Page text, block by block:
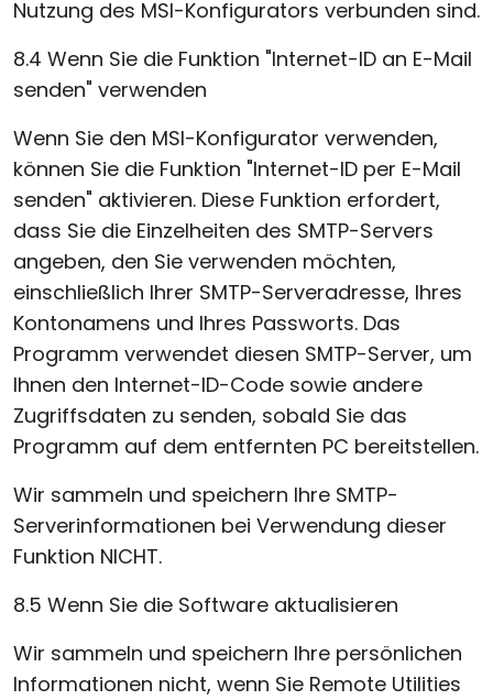
Nutzung des MSI-Konfigurators verbunden sind.
8.4 Wenn Sie die Funktion "Internet-ID an E-Mail
senden" verwenden
Wenn Sie den MSI-Konfigurator verwenden,
können Sie die Funktion "Internet-ID per E-Mail
senden" aktivieren. Diese Funktion erfordert,
dass Sie die Einzelheiten des SMTP-Servers
angeben, den Sie verwenden möchten,
einschließlich Ihrer SMTP-Serveradresse, Ihres
Kontonamens und Ihres Passworts. Das
Programm verwendet diesen SMTP-Server, um
Ihnen den Internet-ID-Code sowie andere
Zugriffsdaten zu senden, sobald Sie das
Programm auf dem entfernten PC bereitstellen.
Wir sammeln und speichern Ihre SMTP-
Serverinformationen bei Verwendung dieser
Funktion NICHT.
8.5 Wenn Sie die Software aktualisieren
Wir sammeln und speichern Ihre persönlichen
Informationen nicht, wenn Sie Remote Utilities